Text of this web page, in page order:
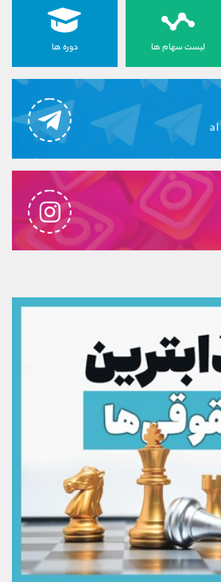
لیست سهام ها دوره ها